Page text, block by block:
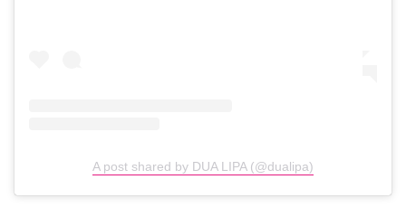
A post shared by DUA LIPA (@dualipa)